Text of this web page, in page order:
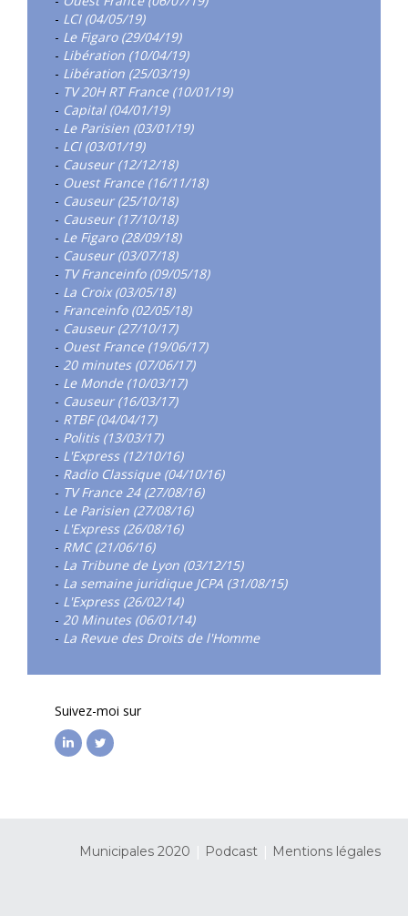
- LCI (04/05/19)
- Le Figaro (29/04/19)
- Libération (10/04/19)
- Libération (25/03/19)
- TV 20H RT France (10/01/19)
- Capital (04/01/19)
- Le Parisien (03/01/19)
- LCI (03/01/19)
- Causeur (12/12/18)
- Ouest France (16/11/18)
- Causeur (25/10/18)
- Causeur (17/10/18)
- Le Figaro (28/09/18)
- Causeur (03/07/18)
- TV Franceinfo (09/05/18)
- La Croix (03/05/18)
- Franceinfo (02/05/18)
- Causeur (27/10/17)
- Ouest France (19/06/17)
- 20 minutes (07/06/17)
- Le Monde (10/03/17)
- Causeur (16/03/17)
- RTBF (04/04/17)
- Politis (13/03/17)
- L'Express (12/10/16)
- Radio Classique (04/10/16)
- TV France 24 (27/08/16)
- Le Parisien (27/08/16)
- L'Express (26/08/16)
- RMC (21/06/16)
- La Tribune de Lyon (03/12/15)
- La semaine juridique JCPA (31/08/15)
- L'Express (26/02/14)
- 20 Minutes (06/01/14)
- La Revue des Droits de l'Homme
Suivez-moi sur
Municipales 2020 Podcast Mentions légales